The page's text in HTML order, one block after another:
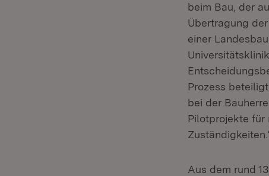
beim Bau, der
Übertragung
einer
Prozess
bei der
Pilotprojekte für
Aus dem rund